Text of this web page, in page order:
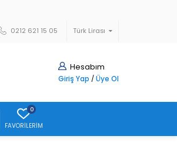
Türk Lirası
0212 621 15 05
Hesabım
Giriş Yap / Üye Ol
0
FAVORILERIM